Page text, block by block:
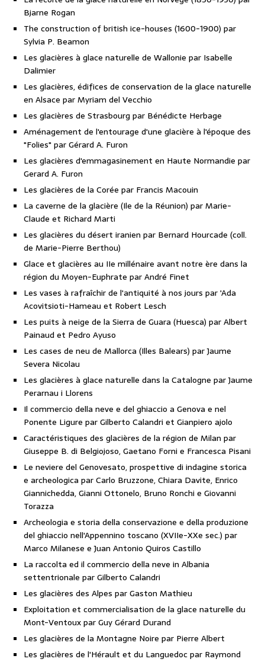
Bjarne Rogan
The construction of british ice-houses (1600-1900) par
Sylvia P. Beamon
Les glacières à glace naturelle de Wallonie par Isabelle
Dalimier
Les glacières, édifices de conservation de la glace naturelle
en Alsace par Myriam del Vecchio
Les glacières de Strasbourg par Bénédicte Herbage
Aménagement de l'entourage d'une glacière à l'époque des
"Folies" par Gérard A. Furon
Les glacières d'emmagasinement en Haute Normandie par
Gerard A. Furon
Les glacières de la Corée par Francis Macouin
La caverne de la glacière (Ile de la Réunion) par Marie-
Claude et Richard Marti
Les glacières du désert iranien par Bernard Hourcade (coll.
de Marie-Pierre Berthou)
Glace et glacières au IIe millénaire avant notre ère dans la
région du Moyen-Euphrate par André Finet
Les vases à rafraîchir de l'antiquité à nos jours par 'Ada
Acovitsioti-Hameau et Robert Lesch
Les puits à neige de la Sierra de Guara (Huesca) par Albert
Painaud et Pedro Ayuso
Les cases de neu de Mallorca (Illes Balears) par Jaume
Severa Nicolau
Les glacières à glace naturelle dans la Catalogne par Jaume
Perarnau i Llorens
Il commercio della neve e del ghiaccio a Genova e nel
Ponente Ligure par Gilberto Calandri et Gianpiero ajolo
Caractéristiques des glacières de la région de Milan par
Giuseppe B. di Belgiojoso, Gaetano Forni e Francesca Pisani
Le neviere del Genovesato, prospettive di indagine storica
e archeologica par Carlo Bruzzone, Chiara Davite, Enrico
Giannichedda, Gianni Ottonelo, Bruno Ronchi e Giovanni
Torazza
Archeologia e storia della conservazione e della produzione
del ghiaccio nell'Appennino toscano (XVIIe-XXe sec.) par
Marco Milanese e Juan Antonio Quiros Castillo
La raccolta ed il commercio della neve in Albania
settentrionale par Gilberto Calandri
Les glacières des Alpes par Gaston Mathieu
Exploitation et commercialisation de la glace naturelle du
Mont-Ventoux par Guy Gérard Durand
Les glacières de la Montagne Noire par Pierre Albert
Les glacières de l'Hérault et du Languedoc par Raymond